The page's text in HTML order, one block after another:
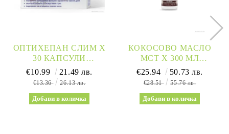
ОПТИХЕПАН СЛИМ Х
30 КАПСУЛИ
NATURPRODUKT
(ОТСЛАБВАНЕ И ЗДРАВ
€10.99 21.49 лв.
€13.36 26.13 лв.
КОКОСОВО МАСЛО
МСТ Х 300 МЛ
NATURE’S WAY | LIQUID
COCONUT OIL 93 %
€25.94 50.73 лв.
€28.51 55.76 лв.